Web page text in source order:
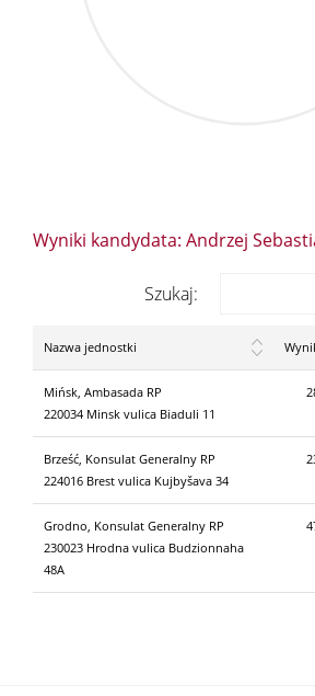
Wyniki kandydata: Andrzej
Szukaj:
Nazwa jednostki
Mińsk, Ambasada RP
220034 Minsk vulica Biaduli 11
Brześć, Konsulat Generalny RP
224016 Brest vulica Kujbyšava 34
Grodno, Konsulat Generalny RP
230023 Hrodna vulica Budzionnaha
48A